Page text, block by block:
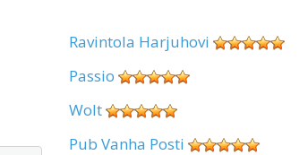
Ravintola Harjuhovi
Passio
Wolt
Pub Vanha Posti